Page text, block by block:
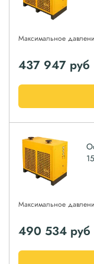
Максимальное
437 947 руб
Максимальное
490 534 руб